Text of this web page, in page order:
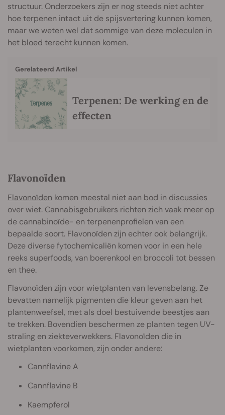
structuur. Onderzoekers zijn er nog steeds niet achter
hoe terpenen intact uit de spijsvertering kunnen komen,
maar we weten wel dat sommige van deze moleculen in
het bloed terecht kunnen komen.
Gerelateerd Artikel
Terpenen: De werking en de
effecten
Flavonoïden
Flavonoïden komen meestal niet aan bod in discussies
over wiet. Cannabisgebruikers richten zich vaak meer op
de cannabinoïde- en terpenenprofielen van een
bepaalde soort. Flavonoïden zijn echter ook belangrijk.
Deze diverse fytochemicaliën komen voor in een hele
reeks superfoods, van boerenkool en broccoli tot bessen
en thee.
Flavonoïden zijn voor wietplanten van levensbelang. Ze
bevatten namelijk pigmenten die kleur geven aan het
plantenweefsel, met als doel bestuivende beestjes aan
te trekken. Bovendien beschermen ze planten tegen UV-
straling en ziekteverwekkers. Flavonoïden die in
wietplanten voorkomen, zijn onder andere:
Cannflavine A
Cannflavine B
Kaempferol